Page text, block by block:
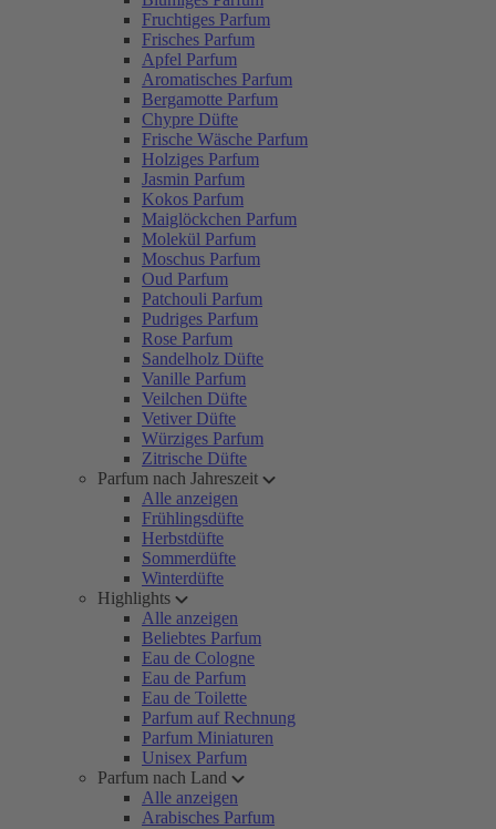
Fruchtiges Parfum
Frisches Parfum
Apfel Parfum
Aromatisches Parfum
Bergamotte Parfum
Chypre Düfte
Frische Wäsche Parfum
Holziges Parfum
Jasmin Parfum
Kokos Parfum
Maiglöckchen Parfum
Molekül Parfum
Moschus Parfum
Oud Parfum
Patchouli Parfum
Pudriges Parfum
Rose Parfum
Sandelholz Düfte
Vanille Parfum
Veilchen Düfte
Vetiver Düfte
Würziges Parfum
Zitrische Düfte
Parfum nach Jahreszeit
Alle anzeigen
Frühlingsdüfte
Herbstdüfte
Sommerdüfte
Winterdüfte
Highlights
Alle anzeigen
Beliebtes Parfum
Eau de Cologne
Eau de Parfum
Eau de Toilette
Parfum auf Rechnung
Parfum Miniaturen
Unisex Parfum
Parfum nach Land
Alle anzeigen
Arabisches Parfum